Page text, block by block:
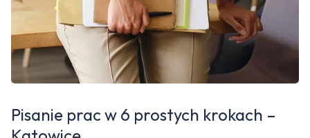
Pisanie prac w 6 prostych krokach –